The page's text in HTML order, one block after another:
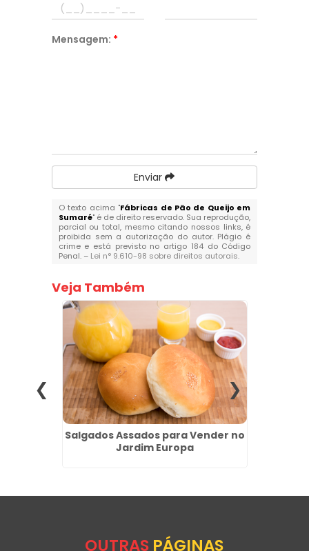
Mensagem: *
Enviar
O texto acima "Fábricas de Pão de Queijo em
Sumaré" é de direito reservado. Sua reprodução,
parcial ou total, mesmo citando nossos links, é
proibida sem a autorização do autor. Plágio é
crime e está previsto no artigo 184 do Código
Penal. – Lei n° 9.610-98 sobre direitos autorais.
Veja Também
Salgados Assados para Vender no
Jardim Europa
OUTRAS PÁGINAS